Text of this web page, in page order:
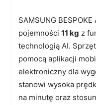
SAMSUNG
pojemności 11 kg z
technologią AI.
pomocą aplikacji
elektroniczny dla
stanowi wysoka
na minutę oraz